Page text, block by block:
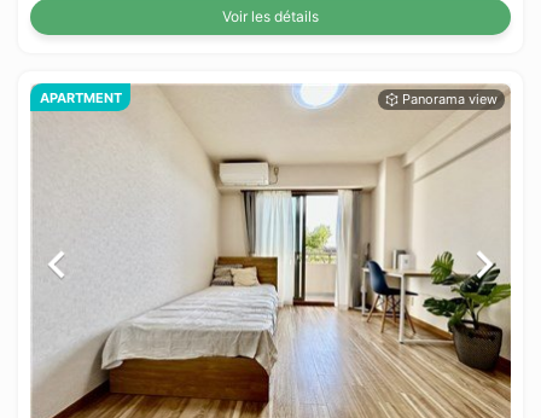
Voir les détails
APARTMENT